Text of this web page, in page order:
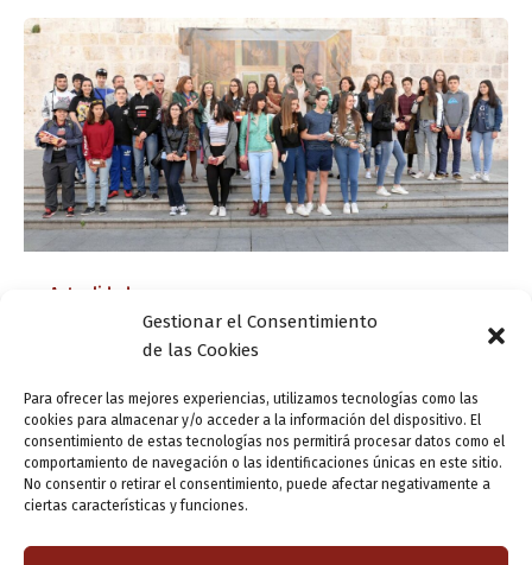
Gestionar el Consentimiento
de las Cookies
Para ofrecer las mejores experiencias, utilizamos tecnologías como las
cookies para almacenar y/o acceder a la información del dispositivo. El
consentimiento de estas tecnologías nos permitirá procesar datos como el
comportamiento de navegación o las identificaciones únicas en este sitio.
No consentir o retirar el consentimiento, puede afectar negativamente a
ciertas características y funciones.
Actualidad
Entrega de premios del Concurso de
Microcuentos ‘Bólido’ y el Certamen de Poesía
Visual
ensutinta/23 abril, 2017
El Certamen de Poesía Visual para jóvenes ‘¡Cuál gritan
esos malditos!’ y el VIII Concurso de Microcuentos ‘Bólido’
marco de […]